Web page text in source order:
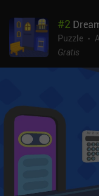
#2
Puzzle
Gratis